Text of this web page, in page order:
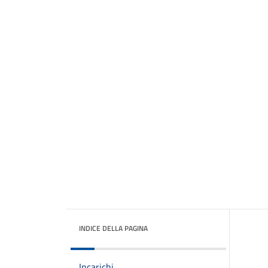
INDICE DELLA PAGINA